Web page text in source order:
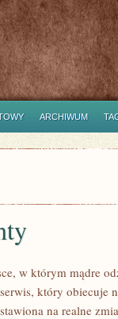
ARCHIWUM
w którym mądre
który obiecuje
na realne